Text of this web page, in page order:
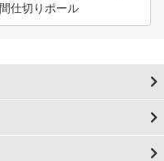
間仕切りポール